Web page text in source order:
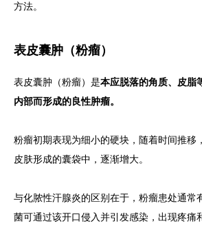
方法。
表皮囊肿（粉瘤）
表皮囊肿（粉瘤）是本应脱落的角质、皮脂
内部而形成的良性肿瘤。
粉瘤初期表现为细小的硬块，随着时间推移
皮肤形成的囊袋中，逐渐增大。
与化脓性汗腺炎的区别在于，粉瘤患处通常
菌可通过该开口侵入并引发感染，出现疼痛